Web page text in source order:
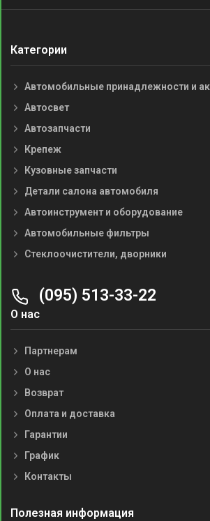
Категории
Автомобильные принадлежности и
Автосвет
Автозапчасти
Крепеж
Кузовные запчасти
Детали салона автомобиля
Автоинструмент и оборудование
Автомобильные фильтры
Стеклоочистители, дворники
(095) 513-33-22
О нас
Партнерам
О нас
Возврат
Оплата и доставка
Гарантии
График
Контакты
Полезная информация